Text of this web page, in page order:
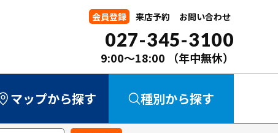
会員登録 来店予約 お問い合わせ
027-345-3100
9:00～18:00 （年中無休）
マップから探す 種別から探す
中古一戸建て
新築一戸建て
中古マンション
土地
事業用